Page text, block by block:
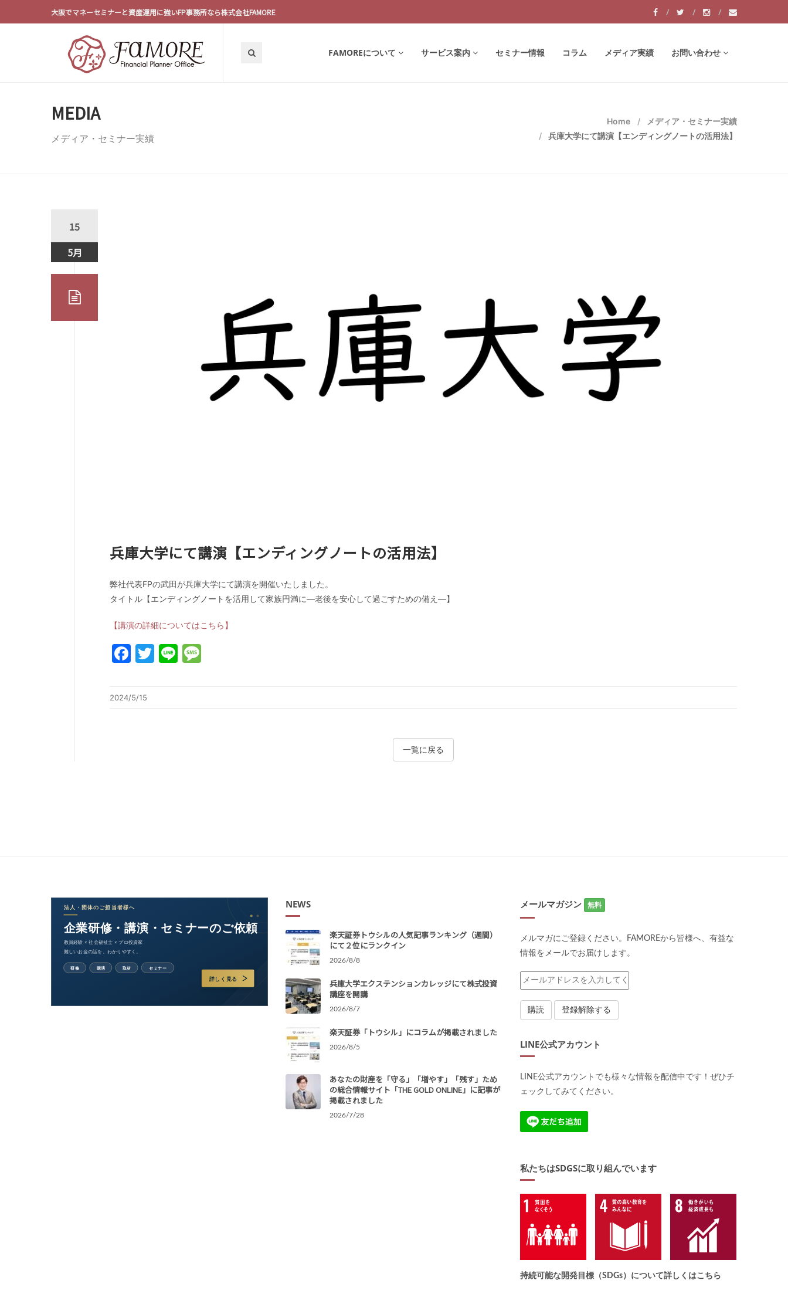
大阪でマネーセミナーと資産運用に強いFP事務所なら株式会社FAMORE
FAMOREについて サービス案内 セミナー情報 コラム メディア実績 お問い合わせ
MEDIA
メディア・セミナー実績
Home
メディア・セミナー実績
兵庫大学にて講演【エンディングノートの活用法】
15
5月
兵庫大学にて講演【エンディングノートの活用法】
弊社代表FPの武田が兵庫大学にて講演を開催いたしました。
タイトル【エンディングノートを活用して家族円満に―老後を安心して過ごすための備え―】
【講演の詳細についてはこちら】
Facebook
Twitter
Line
2024/5/15
一覧に戻る
NEWS
楽天証券トウシルの人気記事ランキング（週間）
にて２位にランクイン
2026/8/8
兵庫大学エクステンションカレッジにて株式投資
講座を開講
2026/8/7
楽天証券「トウシル」にコラムが掲載されました
2026/8/5
あなたの財産を「守る」「増やす」「残す」ため
の総合情報サイト「THE GOLD ONLINE」に記事が
掲載されました
2026/7/28
メールマガジン 無料
メルマガにご登録ください。FAMOREから皆様へ、有益な
情報をメールでお届けします。
LINE公式アカウント
LINE公式アカウントでも様々な情報を配信中です！ぜひチ
ェックしてみてください。
私たちはSDGSに取り組んでいます
持続可能な開発目標（SDGs）について詳しくはこちら